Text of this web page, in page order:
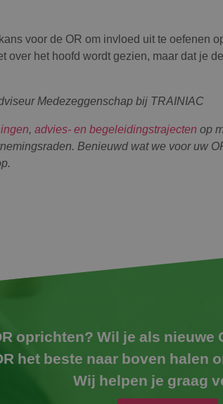
voor de OR om invloed uit te oefenen
over het hoofd wordt gezien, maar dat je
Medezeggenschap bij TRAINIAC
,advies- en begeleidingstrajecten op
Benieuwd wat we voor uw
oprichten? Wil je als nieuwe
het beste naar boven halen
Wij helpen je graag